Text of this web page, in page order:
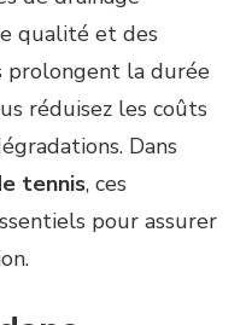
qualité et des
prolongent la durée
réduisez les coûts
Dans
tennis, ces
pour assurer